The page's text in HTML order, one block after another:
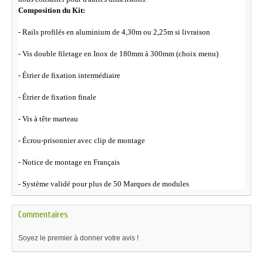
Composition du Kit:
- Rails profilés en aluminium de 4,30m ou 2,25m si livraison
- Vis double filetage en Inox de 180mm à 300mm (choix menu)
- Étrier de fixation intermédiaire
- Étrier de fixation finale
- Vis à tête marteau
- Écrou-prisonnier avec clip de montage
- Notice de montage en Français
- Système validé pour plus de 50 Marques de modules
Commentaires
Soyez le premier à donner votre avis !